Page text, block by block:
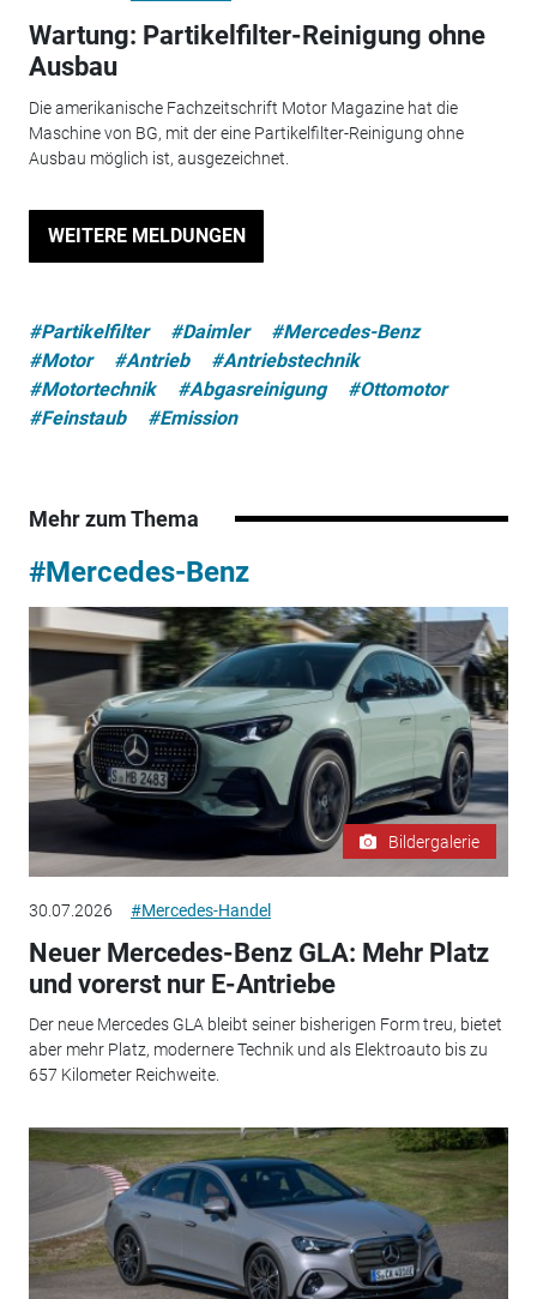
Wartung: Partikelfilter-Reinigung ohne
Ausbau
Die amerikanische Fachzeitschrift Motor Magazine hat die
Maschine von BG, mit der eine Partikelfilter-Reinigung ohne
Ausbau möglich ist, ausgezeichnet.
WEITERE MELDUNGEN
#Partikelfilter #Daimler
#Mercedes-Benz
#Motor
#Antrieb
#Antriebstechnik
#Motortechnik
#Abgasreinigung
#Ottomotor
#Feinstaub
#Emission
Mehr zum Thema
#Mercedes-Benz
Bildergalerie
30.07.2026 #Mercedes-Handel
Neuer Mercedes-Benz GLA: Mehr Platz
und vorerst nur E-Antriebe
Der neue Mercedes GLA bleibt seiner bisherigen Form treu, bietet
aber mehr Platz, modernere Technik und als Elektroauto bis zu
657 Kilometer Reichweite.